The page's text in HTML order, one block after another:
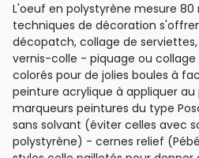
L'oeuf en polystyrène mesure
techniques de décoration
décopatch, collage de
vernis-colle - piquage ou
colorés pour de jolies boules à
peinture acrylique à appliquer
marqueurs peintures du type
sans solvant (éviter celles avec
polystyrène) - cernes relief